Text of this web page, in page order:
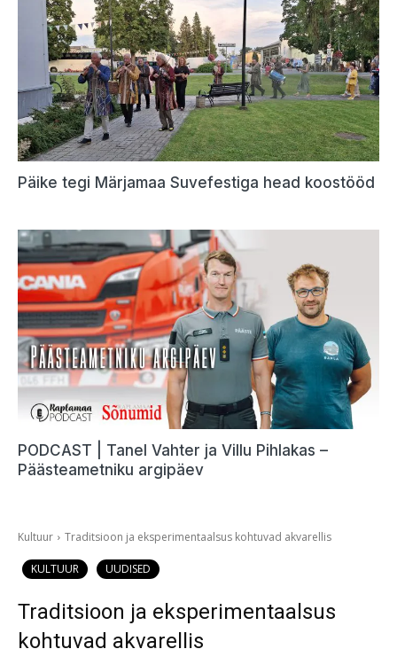
Päike tegi Märjamaa Suvefestiga head koostööd
PODCAST | Tanel Vahter ja Villu Pihlakas –
Päästeametniku argipäev